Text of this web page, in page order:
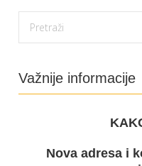
Važnije informacije
Nova adresa i